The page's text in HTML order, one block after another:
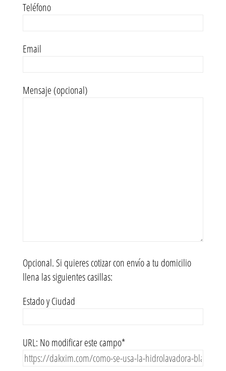
Teléfono
Email
Mensaje (opcional)
Opcional. Si quieres cotizar con envío a tu domicilio
llena las siguientes casillas:
Estado y Ciudad
URL: No modificar este campo*